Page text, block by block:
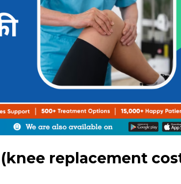
(knee replacement